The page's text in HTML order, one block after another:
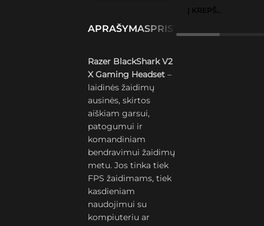
APRAŠYMASPRISTATYMAS IR
Razer BlackShark V2
X Gaming Headset –
laidinės žaidimų
ausinės, skirtos
aiškiam garsui,
patogumui ir
komandiniam
bendravimui žaidimų
metu. Jos tinka tiek
FPS žaidimams, tiek
kasdieniam
naudojimui su
kompiuteriu ar
Į KREPŠELĮ